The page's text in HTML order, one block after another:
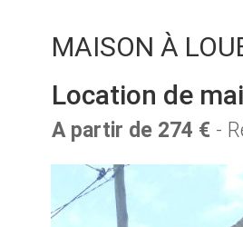
MAISON À
Location de
A partir de 274 € -